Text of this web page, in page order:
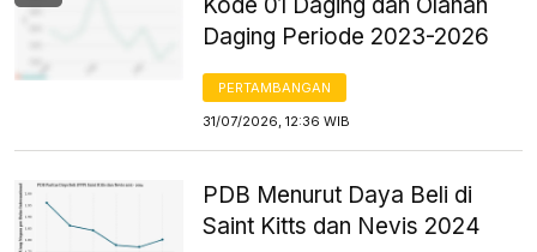
Daging Periode 2023-2026
PERTAMBANGAN
31/07/2026, 12:36 WIB
PDB Menurut Daya Beli di
Saint Kitts dan Nevis 2024